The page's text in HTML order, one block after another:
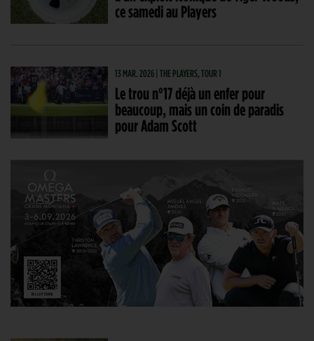
ce samedi au Players
13 MAR. 2026 | THE PLAYERS, TOUR 1
Le trou n°17 déjà un enfer pour
beaucoup, mais un coin de paradis
pour Adam Scott